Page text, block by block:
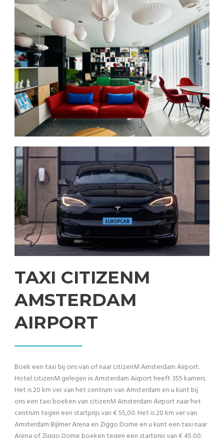
TAXI CITIZENM
AMSTERDAM
AIRPORT
Boek een taxi bij ons van of naar citizenM Amsterdam Airport.
Hotel citizenM gelegen in Amsterdam Airport heeft 355 kamers.
Het is 20 km ver van het centrum van Amsterdam en u kunt bij
ons een taxi boeken van citizenM Amsterdam Airport naar het
centrum tegen een startprijs van € 55,00. Het is 20 km ver van
Amsterdam Bijlmer Arena en Ziggo Dome en u kunt een taxi naar